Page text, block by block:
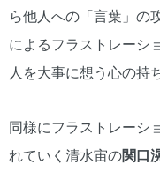
ら他人への「言葉」の
によるフラストレーシ
人を大事に想う心の持
同様にフラストレーシ
れていく清水宙の関口